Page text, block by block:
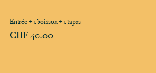
Entrée + 1 boisson + 1 tapas
CHF 40.00